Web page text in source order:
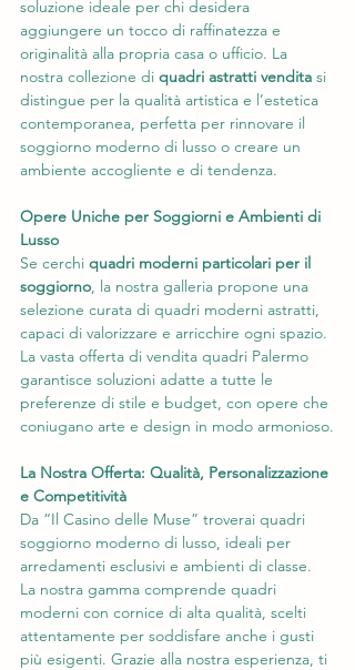
soluzione ideale per chi desidera
aggiungere un tocco di raffinatezza e
originalità alla propria casa o ufficio. La
nostra collezione di quadri astratti vendita si
distingue per la qualità artistica e l’estetica
contemporanea, perfetta per rinnovare il
soggiorno moderno di lusso o creare un
ambiente accogliente e di tendenza.
Opere Uniche per Soggiorni e Ambienti di
Lusso
Se cerchi quadri moderni particolari per il
soggiorno, la nostra galleria propone una
selezione curata di quadri moderni astratti,
capaci di valorizzare e arricchire ogni spazio.
La vasta offerta di vendita quadri Palermo
garantisce soluzioni adatte a tutte le
preferenze di stile e budget, con opere che
coniugano arte e design in modo armonioso.
La Nostra Offerta: Qualità, Personalizzazione
e Competitività
Da “Il Casino delle Muse” troverai quadri
soggiorno moderno di lusso, ideali per
arredamenti esclusivi e ambienti di classe.
La nostra gamma comprende quadri
moderni con cornice di alta qualità, scelti
attentamente per soddisfare anche i gusti
più esigenti. Grazie alla nostra esperienza, ti